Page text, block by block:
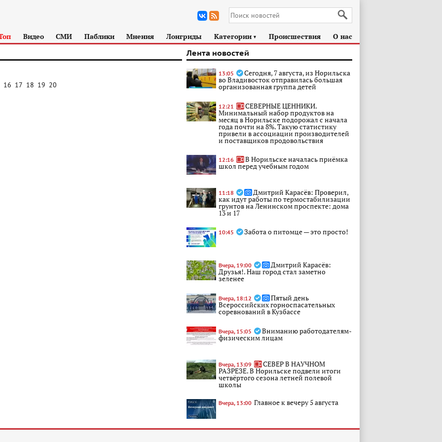
Видео СМИ Паблики Мнения Лонгриды Категории ► Происшествия О нас
16 17 18 19 20
Лента новостей
13:05 Сегодня, 7 августа, из Норильска
во Владивосток отправилась большая
организованная группа детей
12:21 СЕВЕРНЫЕ ЦЕННИКИ.
Минимальный набор продуктов на
месяц в Норильске подорожал с начала
года почти на 8%. Такую статистику
привели в ассоциации производителей
и поставщиков продовольствия
12:16 В Норильске началась приёмка
школ перед учебным годом
11:18 Дмитрий Карасёв: Проверил,
как идут работы по термостабилизации
грунтов на Ленинском проспекте: дома
13 и 17
10:45 Забота о питомце — это просто!
Вчера, 19:00 Дмитрий Карасёв:
Друзья!. Наш город стал заметно
зеленее
Вчера, 18:12 Пятый день
Всероссийских горноспасательных
соревнований в Кузбассе
Вчера, 15:05 Вниманию работодателям-
физическим лицам
Вчера, 13:09 СЕВЕР В НАУЧНОМ
РАЗРЕЗЕ. В Норильске подвели итоги
четвёртого сезона летней полевой
школы
Вчера, 13:00 Главное к вечеру 5 августа